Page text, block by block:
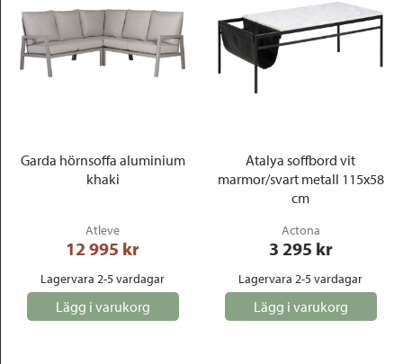
Garda hörnsoffa aluminium
khaki
Atleve
12 995 kr
Lagervara 2-5 vardagar
Lägg i varukorg
Atalya soffbord vit
marmor/svart metall 115x58
cm
Actona
3 295 kr
Lagervara 2-5 vardagar
Lägg i varukorg